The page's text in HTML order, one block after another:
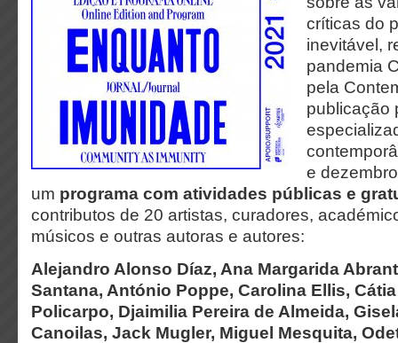
críticas do
inevitável,
pandemia
pela
publicação
e
um programa com atividades públicas e
contributos de 20 artistas, curadores,
músicos e outras autoras e autores:
Alejandro Alonso Díaz, Ana Margarida
Santana, António Poppe, Carolina Ellis,
Policarpo, Djaimilia Pereira de Almeida,
Canoilas, Jack Mugler, Miguel Mesquita,